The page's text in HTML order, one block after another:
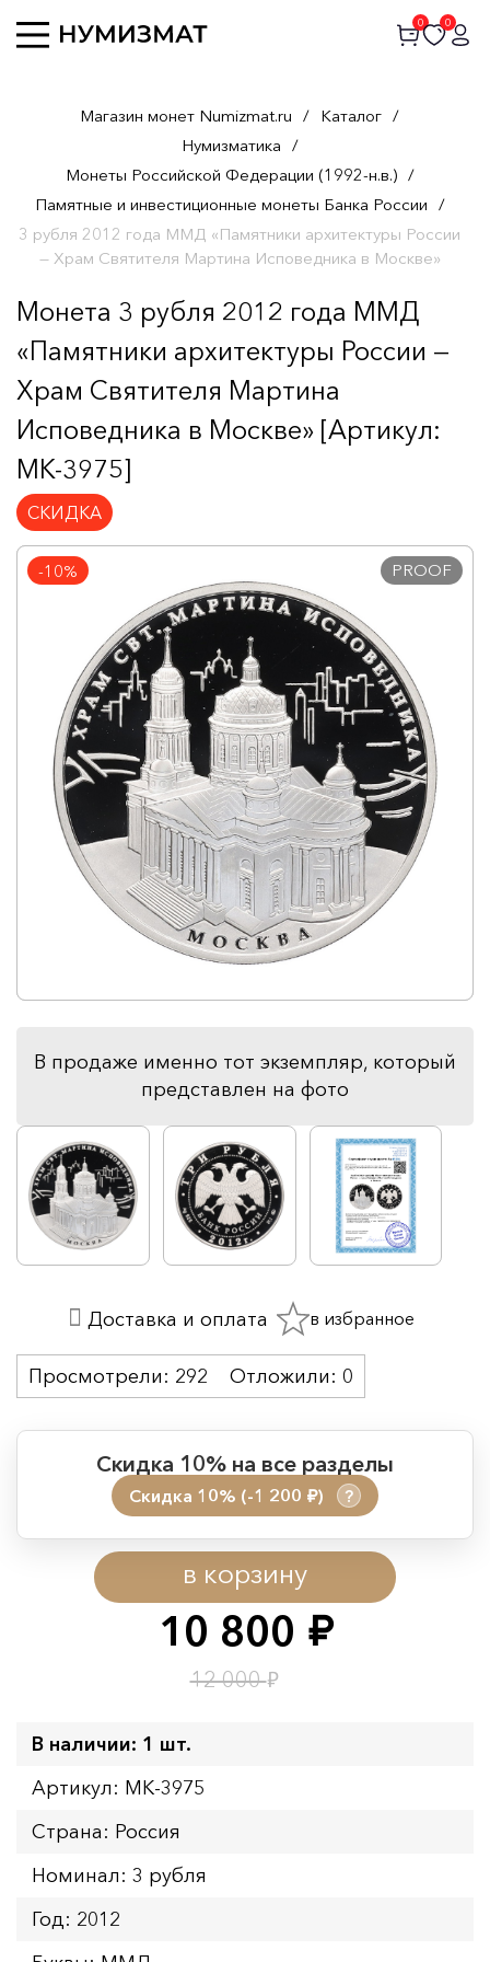
0 0
Магазин монет Numizmat.ru / Каталог /
Нумизматика /
Монеты Российской Федерации (1992-н.в.) /
Памятные и инвестиционные монеты Банка России /
3 рубля 2012 года ММД «Памятники архитектуры России
— Храм Святителя Мартина Исповедника в Москве»
Монета 3 рубля 2012 года ММД
«Памятники архитектуры России —
Храм Святителя Мартина
Исповедника в Москве» [Артикул:
MK-3975]
СКИДКА
-10% PROOF
В продаже именно тот экземпляр, который
представлен на фото
10 800 руб.
12 000₽
в корзину
Скидка 10% на все разделы
Скидка 10% (-1 200 руб.) ?
Период действия акции:
Начало:
08.08.2026 00:01
Окончание:
09.08.2026 23:59
Время до окончания:
Просмотрели: 292 Отложили: 0
Доставка и оплата в избранное
В наличии: 1 шт.
Артикул: MK-3975
Страна: Россия
Номинал: 3 рубля
Год: 2012